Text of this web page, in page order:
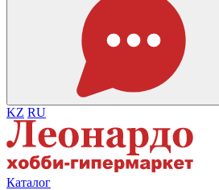
KZ RU
Каталог